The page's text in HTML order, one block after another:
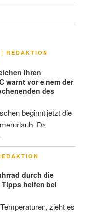
| REDAKTION
ihren
warnt vor einem der
des
beginnt jetzt die
Da
durch die
Tipps helfen bei
zieht es